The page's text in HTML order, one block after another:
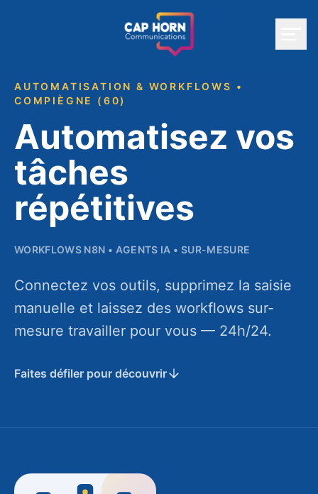
AUTOMATISATION & WORKFLOWS •
COMPIÈGNE (60)
Automatisez vos
tâches
répétitives
WORKFLOWS N8N • AGENTS IA • SUR-MESURE
Connectez vos outils, supprimez la saisie
manuelle et laissez des workflows sur-
mesure travailler pour vous — 24h/24.
Faites défiler pour découvrir